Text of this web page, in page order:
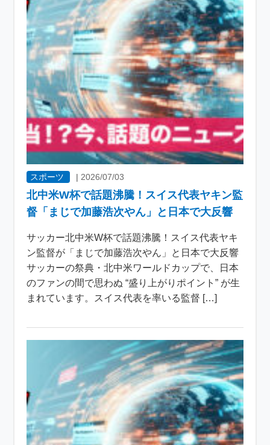
スポーツ | 2026/07/03
北中米W杯で話題沸騰！スイス代表ヤキン監
督「まじで加藤浩次やん」と日本で大反響
サッカー北中米W杯で話題沸騰！スイス代表ヤキ
ン監督が「まじで加藤浩次やん」と日本で大反響
サッカーの祭典・北中米ワールドカップで、日本
のファンの間で思わぬ “盛り上がりポイント” が生
まれています。スイス代表を率いる監督 […]